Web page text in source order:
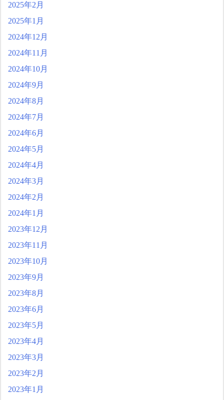
2025年2月
2025年1月
2024年12月
2024年11月
2024年10月
2024年9月
2024年8月
2024年7月
2024年6月
2024年5月
2024年4月
2024年3月
2024年2月
2024年1月
2023年12月
2023年11月
2023年10月
2023年9月
2023年8月
2023年6月
2023年5月
2023年4月
2023年3月
2023年2月
2023年1月